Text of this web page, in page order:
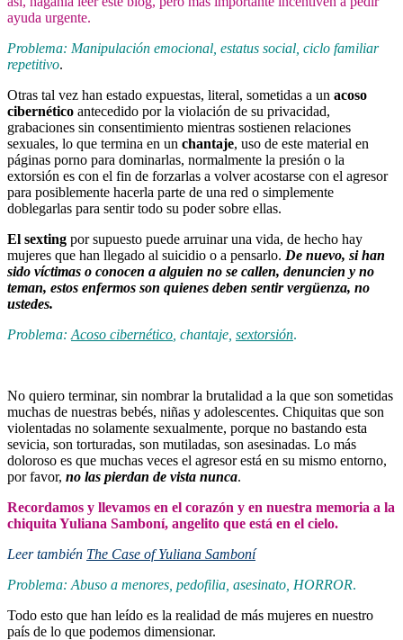
ayuda urgente.
Problema: Manipulación emocional, estatus social, ciclo familiar
repetitivo.
Otras tal vez han estado expuestas, literal, sometidas a un acoso
cibernético antecedido por la violación de su privacidad,
grabaciones sin consentimiento mientras sostienen relaciones
sexuales, lo que termina en un chantaje, uso de este material en
páginas porno para dominarlas, normalmente la presión o la
extorsión es con el fin de forzarlas a volver acostarse con el agresor
para posiblemente hacerla parte de una red o simplemente
doblegarlas para sentir todo su poder sobre ellas.
El sexting por supuesto puede arruinar una vida, de hecho hay
mujeres que han llegado al suicidio o a pensarlo. De nuevo, si han
sido víctimas o conocen a alguien no se callen, denuncien y no
teman, estos enfermos son quienes deben sentir vergüenza, no
ustedes.
Problema: Acoso cibernético , chantaje, sextorsión.
No quiero terminar, sin nombrar la brutalidad a la que son sometidas
muchas de nuestras bebés, niñas y adolescentes. Chiquitas que son
violentadas no solamente sexualmente, porque no bastando esta
sevicia, son torturadas, son mutiladas, son asesinadas. Lo más
doloroso es que muchas veces el agresor está en su mismo entorno,
por favor, no las pierdan de vista nunca.
Recordamos y llevamos en el corazón y en nuestra memoria a la
chiquita Yuliana Samboní, angelito que está en el cielo.
Leer también The Case of Yuliana Samboní
Problema: Abuso a menores, pedofilia, asesinato, HORROR.
Todo esto que han leído es la realidad de más mujeres en nuestro
país de lo que podemos dimensionar.